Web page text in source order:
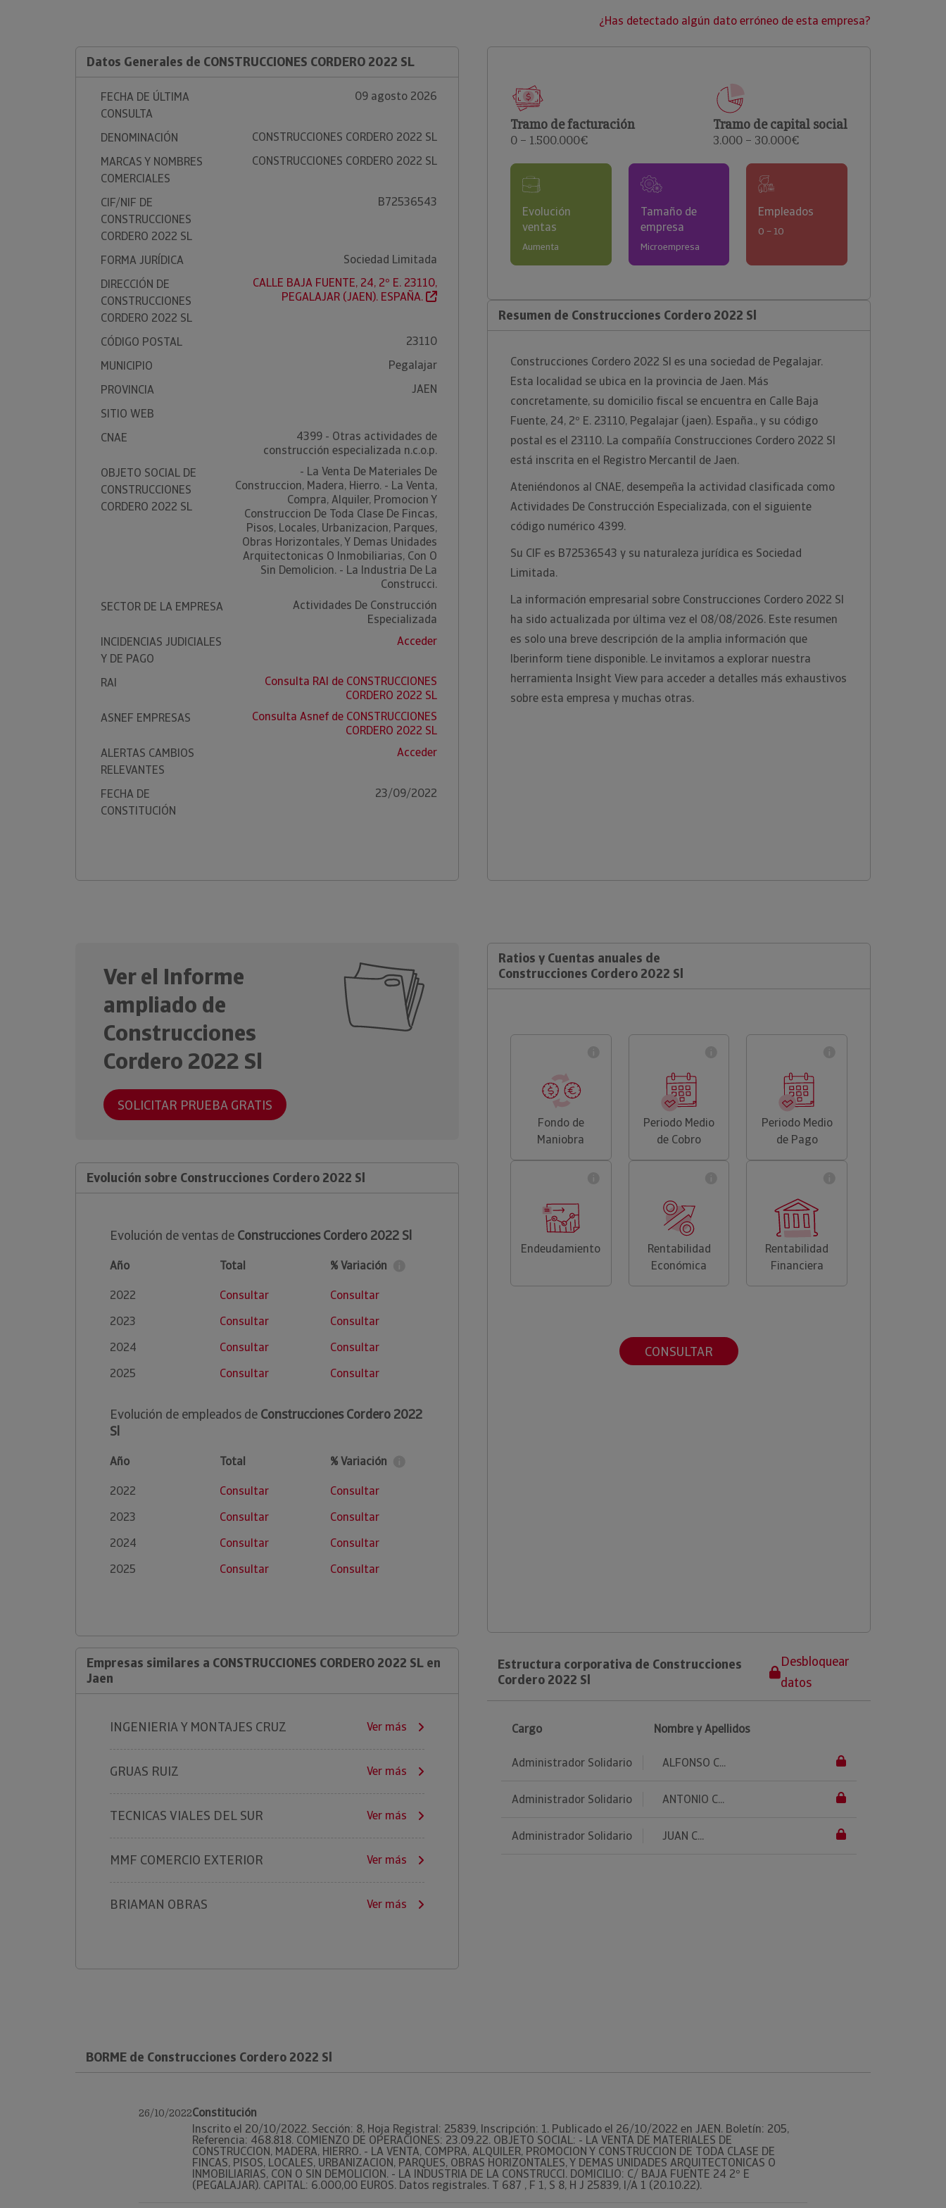
clientes.
¿Has detectado algún dato erróneo de esta empresa?
Datos Generales de CONSTRUCCIONES CORDERO 2022 SL
FECHA DE ÚLTIMA
CONSULTA
09 agosto 2026
DENOMINACIÓN
CONSTRUCCIONES CORDERO 2022 SL
MARCAS Y NOMBRES
COMERCIALES
CONSTRUCCIONES CORDERO 2022 SL
CIF/NIF DE
CONSTRUCCIONES
CORDERO 2022 SL
B72536543
FORMA JURÍDICA
Sociedad Limitada
DIRECCIÓN DE
CONSTRUCCIONES
CORDERO 2022 SL
CALLE BAJA FUENTE, 24, 2º E. 23110,
PEGALAJAR (JAEN). ESPAÑA.
CÓDIGO POSTAL
23110
MUNICIPIO
Pegalajar
PROVINCIA
JAEN
SITIO WEB
CNAE
4399 - Otras actividades de
construcción especializada n.c.o.p.
OBJETO SOCIAL DE
CONSTRUCCIONES
CORDERO 2022 SL
- La Venta De Materiales De
Construccion, Madera, Hierro. - La Venta,
Compra, Alquiler, Promocion Y
Construccion De Toda Clase De Fincas,
Pisos, Locales, Urbanizacion, Parques,
Obras Horizontales, Y Demas Unidades
Arquitectonicas O Inmobiliarias, Con O
Sin Demolicion. - La Industria De La
Construcci.
SECTOR DE LA EMPRESA
Actividades De Construcción
Especializada
INCIDENCIAS JUDICIALES
Y DE PAGO
Acceder
RAI
Consulta RAI de CONSTRUCCIONES
CORDERO 2022 SL
ASNEF EMPRESAS
Consulta Asnef de CONSTRUCCIONES
CORDERO 2022 SL
ALERTAS CAMBIOS
RELEVANTES
Acceder
FECHA DE
CONSTITUCIÓN
23/09/2022
Tramo de facturación
0 – 1.500.000€
Tramo de capital social
3.000 – 30.000€
Evolución
ventas
Aumenta
Tamaño de
empresa
Microempresa
Empleados
0 – 10
Resumen de Construcciones Cordero 2022 Sl
Construcciones Cordero 2022 Sl es una sociedad de Pegalajar.
Esta localidad se ubica en la provincia de Jaen. Más
concretamente, su domicilio fiscal se encuentra en Calle Baja
Fuente, 24, 2º E. 23110, Pegalajar (jaen). España., y su código
postal es el 23110. La compañía Construcciones Cordero 2022 Sl
está inscrita en el Registro Mercantil de Jaen.
Ateniéndonos al CNAE, desempeña la actividad clasificada como
Actividades De Construcción Especializada, con el siguiente
código numérico 4399.
Su CIF es B72536543 y su naturaleza jurídica es Sociedad
Limitada.
La información empresarial sobre Construcciones Cordero 2022 Sl
ha sido actualizada por última vez el 08/08/2026. Este resumen
es solo una breve descripción de la amplia información que
Iberinform tiene disponible. Le invitamos a explorar nuestra
herramienta Insight View para acceder a detalles más exhaustivos
sobre esta empresa y muchas otras.
Ver el Informe
ampliado de
Construcciones
Cordero 2022 Sl
SOLICITAR PRUEBA GRATIS
Evolución sobre Construcciones Cordero 2022 Sl
Evolución de ventas de Construcciones Cordero 2022 Sl
Año Total
% Variación
2022
Consultar
Consultar
2023
Consultar
Consultar
2024
Consultar
Consultar
2025
Consultar Consultar
Evolución de empleados de Construcciones Cordero 2022
Sl
Año Total
% Variación
2022
Consultar
Consultar
2023
Consultar
Consultar
2024
Consultar
Consultar
2025
Consultar Consultar
Empresas similares a CONSTRUCCIONES CORDERO 2022 SL en
Jaen
INGENIERIA Y MONTAJES CRUZ Ver más
GRUAS RUIZ Ver más
TECNICAS VIALES DEL SUR Ver más
MMF COMERCIO EXTERIOR Ver más
BRIAMAN OBRAS Ver más
Ratios y Cuentas anuales de
Construcciones Cordero 2022 Sl
Fondo de
Maniobra
Periodo Medio
de Cobro
Periodo Medio
de Pago
Endeudamiento
Rentabilidad
Económica
Rentabilidad
Financiera
CONSULTAR
Estructura corporativa de Construcciones
Cordero 2022 Sl
Desbloquear
datos
Cargo Nombre y Apellidos
Administrador Solidario ALFONSO C...
Administrador Solidario ANTONIO C...
Administrador Solidario JUAN C...
BORME de Construcciones Cordero 2022 Sl
26/10/2022Constitución
Inscrito el 20/10/2022. Sección: 8, Hoja Registral: 25839, Inscripción: 1. Publicado el 26/10/2022 en JAEN. Boletín: 205,
Referencia: 468.818. COMIENZO DE OPERACIONES: 23.09.22. OBJETO SOCIAL: - LA VENTA DE MATERIALES DE
CONSTRUCCION, MADERA, HIERRO. - LA VENTA, COMPRA, ALQUILER, PROMOCION Y CONSTRUCCION DE TODA CLASE DE
FINCAS, PISOS, LOCALES, URBANIZACION, PARQUES, OBRAS HORIZONTALES, Y DEMAS UNIDADES ARQUITECTONICAS O
INMOBILIARIAS, CON O SIN DEMOLICION. - LA INDUSTRIA DE LA CONSTRUCCI. DOMICILIO: C/ BAJA FUENTE 24 2º E
(PEGALAJAR). CAPITAL: 6.000,00 EUROS. Datos registrales. T 687 , F 1, S 8, H J 25839, I/A 1 (20.10.22).